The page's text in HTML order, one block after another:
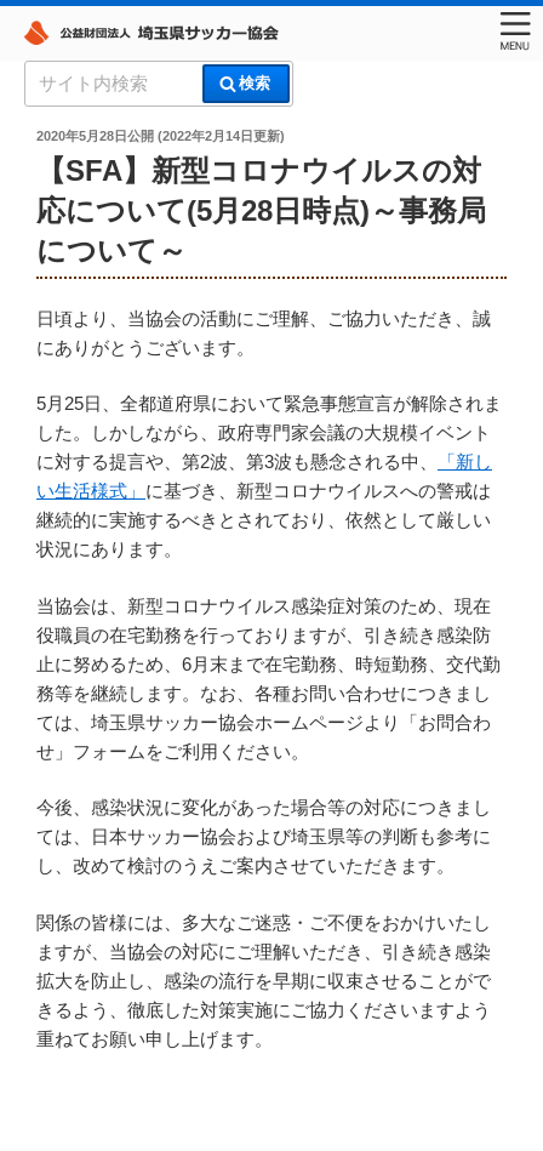
索:
検索
埼玉県サッカー協会
投
2020年5月28日公開 (2022年2月14日更新)
【SFA】新型コロナウイルスの対
応について(5月28日時点)～事務局
について～
日頃より、当協会の活動にご理解、ご協力いただき、誠
にありがとうございます。
5月25日、全都道府県において緊急事態宣言が解除されま
した。しかしながら、政府専門家会議の大規模イベント
に対する提言や、第2波、第3波も懸念される中、
「新し
い生活様式」 に基づき、新型コロナウイルスへの警戒は
継続的に実施するべきとされており、依然として厳しい
状況にあります。
当協会は、新型コロナウイルス感染症対策のため、現在
役職員の在宅勤務を行っておりますが、引き続き感染防
止に努めるため、6月末まで在宅勤務、時短勤務、交代勤
務等を継続します。なお、各種お問い合わせにつきまし
ては、埼玉県サッカー協会ホームページより「お問合わ
せ」フォームをご利用ください。
今後、感染状況に変化があった場合等の対応につきまし
ては、日本サッカー協会および埼玉県等の判断も参考に
し、改めて検討のうえご案内させていただきます。
関係の皆様には、多大なご迷惑・ご不便をおかけいたし
ますが、当協会の対応にご理解いただき、引き続き感染
拡大を防止し、感染の流行を早期に収束させることがで
きるよう、徹底した対策実施にご協力くださいますよう
重ねてお願い申し上げます。